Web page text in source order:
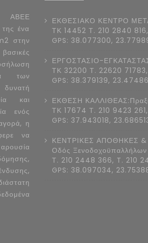
ΑΒΕΕ
ένα
στην
των
και
ενός
η
να
ΕΚΘΕΣΙΑΚΟ ΚΕΝΤΡΟ
ΤΚ 14452 Τ. 210 2840
GPS: 38.077300,
ΕΡΓΟΣΤΑΣΙΟ-
ΤΚ 32200 Τ. 22620
GPS: 38.379139,
ΕΚΘΕΣΗ
ΤΚ 17674 Τ. 210 9423
GPS: 37.943018,
ΚΕΝΤΡΙΚΕΣ ΑΠΟΘΗΚΕΣ
Οδός Ξενοδοχοϋπαλλήλων
Τ. 210 2448 366, T. 210
GPS: 38.097034,